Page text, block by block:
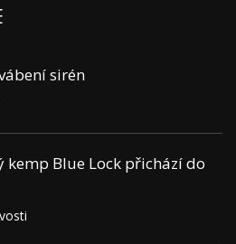
sirén
kemp Blue Lock přichází do